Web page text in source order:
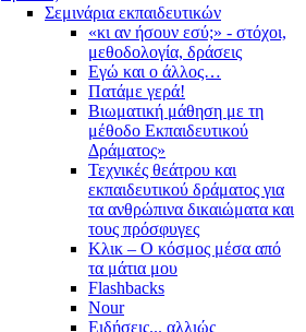
Σεμινάρια εκπαιδευτικών
«κι αν ήσουν εσύ;» - στόχοι,
μεθοδολογία, δράσεις
Εγώ και ο άλλος…
Πατάμε γερά!
Βιωματική μάθηση με τη
μέθοδο Εκπαιδευτικού
Δράματος»
Τεχνικές θεάτρου και
εκπαιδευτικού δράματος για
τα ανθρώπινα δικαιώματα και
τους πρόσφυγες
Κλικ – Ο κόσμος μέσα από
τα μάτια μου
Flashbacks
Nour
Ειδήσεις... αλλιώς